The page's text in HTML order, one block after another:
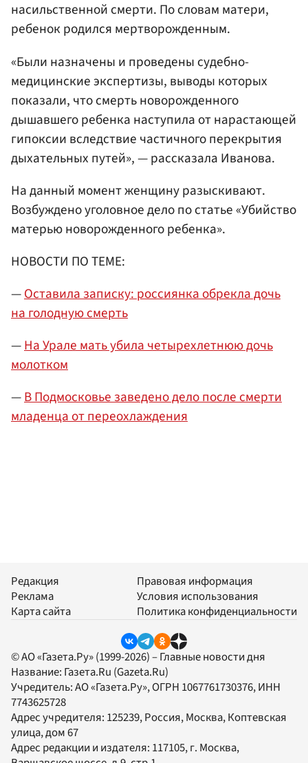
насильственной смерти. По словам матери,
ребенок родился мертворожденным.
«Были назначены и проведены судебно-
медицинские экспертизы, выводы которых
показали, что смерть новорожденного
дышавшего ребенка наступила от нарастающей
гипоксии вследствие частичного перекрытия
дыхательных путей», — рассказала Иванова.
На данный момент женщину разыскивают.
Возбуждено уголовное дело по статье «Убийство
матерью новорожденного ребенка».
НОВОСТИ ПО ТЕМЕ:
—Оставила записку: россиянка обрекла дочь
на голодную смерть
—На Урале мать убила четырехлетнюю дочь
молотком
—В Подмосковье заведено дело после смерти
младенца от переохлаждения
Редакция
Реклама
Карта сайта
Правовая информация
Условия использования
Политика конфиденциальности
© АО «Газета.Ру» (1999-2026) – Главные новости дня
Название: Газета.Ru (Gazeta.Ru)
Учредитель:АО «Газета.Ру», ОГРН 1067761730376, ИНН
7743625728
Адрес учредителя: 125239, Россия, Москва, Коптевская
улица, дом 67
Адрес редакции и издателя: 117105, г. Москва,